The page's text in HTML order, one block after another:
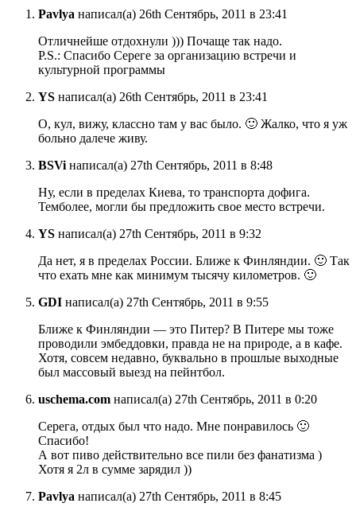
Pavlya написал(а) 26th Сентябрь, 2011 в 23:41
Отличнейше отдохнули ))) Почаще так надо.
P.S.: Спасибо Сереге за организацию встречи и
культурной программы
YS написал(а) 26th Сентябрь, 2011 в 23:41
О, кул, вижу, классно там у вас было. 🙂 Жалко, что я уж
больно далече живу.
BSVi написал(а) 27th Сентябрь, 2011 в 8:48
Ну, если в пределах Киева, то транспорта дофига.
Темболее, могли бы предложить свое место встречи.
YS написал(а) 27th Сентябрь, 2011 в 9:32
Да нет, я в пределах России. Ближе к Финляндии. 🙂 Так
что ехать мне как минимум тысячу километров. 🙂
GDI написал(а) 27th Сентябрь, 2011 в 9:55
Ближе к Финляндии — это Питер? В Питере мы тоже
проводили эмбеддовки, правда не на природе, а в кафе.
Хотя, совсем недавно, буквально в прошлые выходные
был массовый выезд на пейнтбол.
uschema.com написал(а) 27th Сентябрь, 2011 в 0:20
Серега, отдых был что надо. Мне понравилось 🙂
Спасибо!
А вот пиво действительно все пили без фанатизма )
Хотя я 2л в сумме зарядил ))
Pavlya написал(а) 27th Сентябрь, 2011 в 8:45